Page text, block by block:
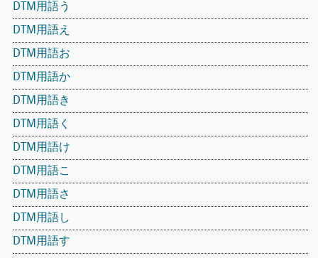
DTM用語う
DTM用語え
DTM用語お
DTM用語か
DTM用語き
DTM用語く
DTM用語け
DTM用語こ
DTM用語さ
DTM用語し
DTM用語す